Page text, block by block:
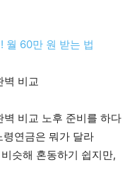
월 60만 원 받는 법
벽 비교
비교 노후 준비를 하다
령연금은 뭐가 달라
슷해 혼동하기 쉽지만,